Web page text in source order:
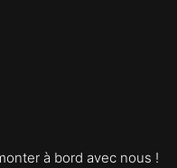
à bord avec nous !